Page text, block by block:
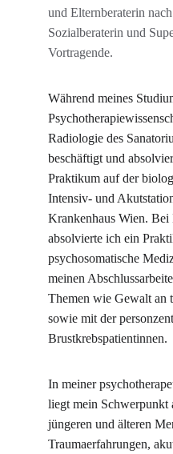
und Elternberaterin
Sozialberaterin und
Vortragende.
Während meines
Radiologie des
beschäftigt und
Praktikum auf der
Intensiv- und
Krankenhaus Wien. Bei
absolvierte ich ein
psychosomatische
meinen
Themen wie Gewalt an
sowie mit der
Brustkrebspatientinnen.
In meiner
liegt mein Schwerpunkt
jüngeren und älteren
Traumaerfahrungen,